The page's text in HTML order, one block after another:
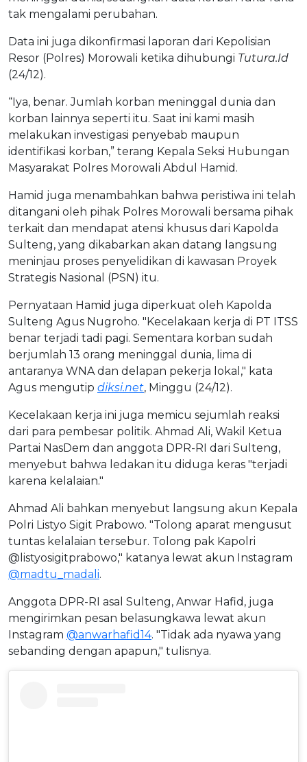
tak mengalami perubahan.
Data ini juga dikonfirmasi laporan dari Kepolisian
Resor (Polres) Morowali ketika dihubungi Tutura.Id
(24/12).
“Iya, benar. Jumlah korban meninggal dunia dan
korban lainnya seperti itu. Saat ini kami masih
melakukan investigasi penyebab maupun
identifikasi korban,” terang Kepala Seksi Hubungan
Masyarakat Polres Morowali Abdul Hamid.
Hamid juga menambahkan bahwa peristiwa ini telah
ditangani oleh pihak Polres Morowali bersama pihak
terkait dan mendapat atensi khusus dari Kapolda
Sulteng, yang dikabarkan akan datang langsung
meninjau proses penyelidikan di kawasan Proyek
Strategis Nasional (PSN) itu.
Pernyataan Hamid juga diperkuat oleh Kapolda
Sulteng Agus Nugroho. "Kecelakaan kerja di PT ITSS
benar terjadi tadi pagi. Sementara korban sudah
berjumlah 13 orang meninggal dunia, lima di
antaranya WNA dan delapan pekerja lokal," kata
Agus mengutip diksi.net, Minggu (24/12).
Kecelakaan kerja ini juga memicu sejumlah reaksi
dari para pembesar politik. Ahmad Ali, Wakil Ketua
Partai NasDem dan anggota DPR-RI dari Sulteng,
menyebut bahwa ledakan itu diduga keras "terjadi
karena kelalaian."
Ahmad Ali bahkan menyebut langsung akun Kepala
Polri Listyo Sigit Prabowo. "Tolong aparat mengusut
tuntas kelalaian tersebur. Tolong pak Kapolri
@listyosigitprabowo," katanya lewat akun Instagram
@madtu_madali.
Anggota DPR-RI asal Sulteng, Anwar Hafid, juga
mengirimkan pesan belasungkawa lewat akun
Instagram @anwarhafid14. "Tidak ada nyawa yang
sebanding dengan apapun," tulisnya.